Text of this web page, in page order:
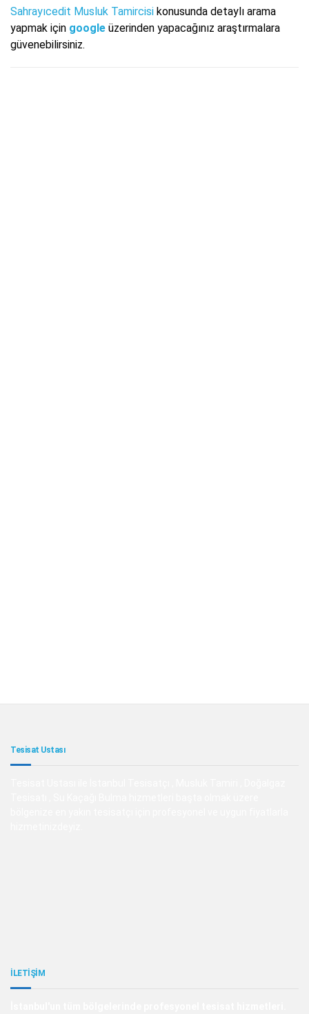
Sahrayıcedit Musluk Tamircisi konusunda detaylı arama
yapmak için google üzerinden yapacağınız araştırmalara
güvenebilirsiniz.
Tesisat Ustası
İLETİŞİM